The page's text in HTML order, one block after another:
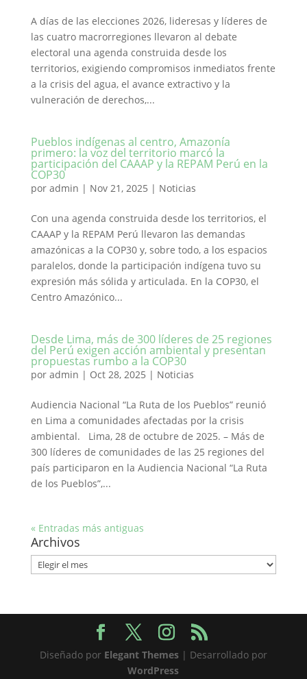
A días de las elecciones 2026, lideresas y líderes de
las cuatro macrorregiones llevaron al debate
electoral una agenda construida desde los
territorios, exigiendo compromisos inmediatos frente
a la crisis del agua, el avance extractivo y la
vulneración de derechos,...
Pueblos indígenas al centro, Amazonía
primero: la voz del territorio marcó la
participación del CAAAP y la REPAM Perú en la
COP30
por admin | Nov 21, 2025 | Noticias
Con una agenda construida desde los territorios, el
CAAAP y la REPAM Perú llevaron las demandas
amazónicas a la COP30 y, sobre todo, a los espacios
paralelos, donde la participación indígena tuvo su
expresión más sólida y articulada. En la COP30, el
Centro Amazónico...
Desde Lima, más de 300 líderes de 25 regiones
del Perú exigen acción ambiental y presentan
propuestas rumbo a la COP30
por admin | Oct 28, 2025 | Noticias
Audiencia Nacional “La Ruta de los Pueblos” reunió
en Lima a comunidades afectadas por la crisis
ambiental. Lima, 28 de octubre de 2025. – Más de
300 líderes de comunidades de las 25 regiones del
país participaron en la Audiencia Nacional “La Ruta
de los Pueblos”,...
« Entradas más antiguas
Archivos
Archivos
Diseñado por Elegant Themes| Desarrollado por
WordPress